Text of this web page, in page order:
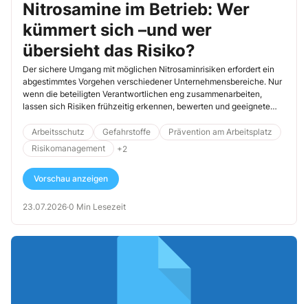
Nitrosamine im Betrieb: Wer
kümmert sich –und wer
übersieht das Risiko?
Der sichere Umgang mit möglichen Nitrosaminrisiken erfordert ein
abgestimmtes Vorgehen verschiedener Unternehmensbereiche. Nur
wenn die beteiligten Verantwortlichen eng zusammenarbeiten,
lassen sich Risiken frühzeitig erkennen, bewerten und geeignete
Arbeitsschutz
Gefahrstoffe
Prävention am Arbeitsplatz
Risikomanagement
+2
Vorschau anzeigen
23.07.2026·0 Min Lesezeit